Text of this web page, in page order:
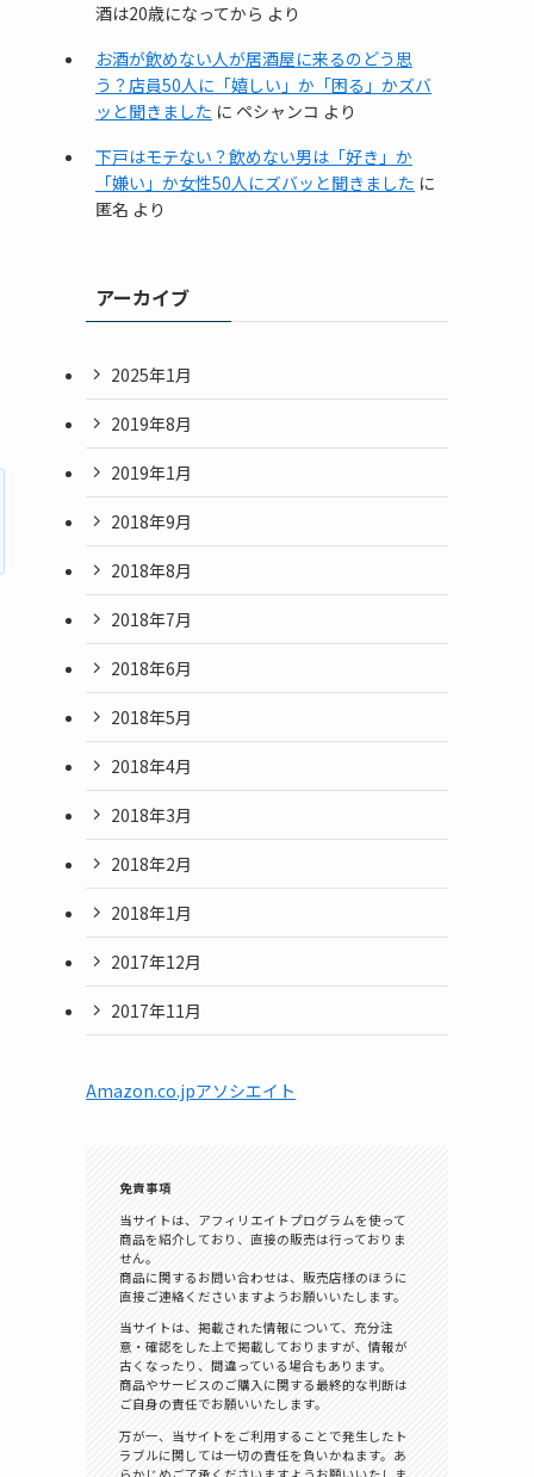
酒は20歳になってから より
お酒が飲めない人が居酒屋に来るのどう思
う？店員50人に「嬉しい」か「困る」かズバ
ッと聞きました に ペシャンコ より
下戸はモテない？飲めない男は「好き」か
「嫌い」か女性50人にズバッと聞きました に
匿名 より
アーカイブ
2025年1月
2019年8月
2019年1月
2018年9月
2018年8月
2018年7月
2018年6月
2018年5月
2018年4月
2018年3月
2018年2月
2018年1月
2017年12月
2017年11月
Amazon.co.jpアソシエイト
免責事項
当サイトは、アフィリエイトプログラムを使って
商品を紹介しており、直接の販売は行っておりま
せん。
商品に関するお問い合わせは、販売店様のほうに
直接ご連絡くださいますようお願いいたします。
当サイトは、掲載された情報について、充分注
意・確認をした上で掲載しておりますが、情報が
古くなったり、間違っている場合もあります。
商品やサービスのご購入に関する最終的な判断は
ご自身の責任でお願いいたします。
万が一、当サイトをご利用することで発生したト
ラブルに関しては一切の責任を負いかねます。あ
らかじめご了承くださいますようお願いいたしま